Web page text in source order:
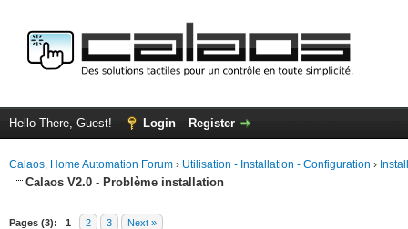
Hello There, Guest! Login Register
Calaos, Home Automation Forum › Utilisation - Installation - Configuration ›
Calaos V2.0 - Problème installation
Pages (3): 1 2 3 Next »